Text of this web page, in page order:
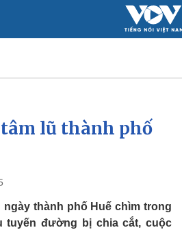
lũ thành phố
ngày thành phố Huế chìm trong
tuyến đường bị chia cắt, cuộc